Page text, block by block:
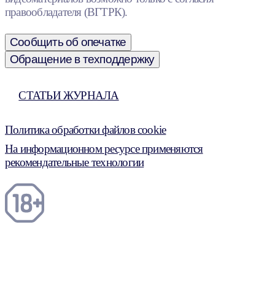
правообладателя (ВГТРК).
Сообщить об опечатке
Обращение в техподдержку
СТАТЬИ ЖУРНАЛА
Политика обработки файлов cookie
На информационном ресурсе применяются
рекомендательные технологии